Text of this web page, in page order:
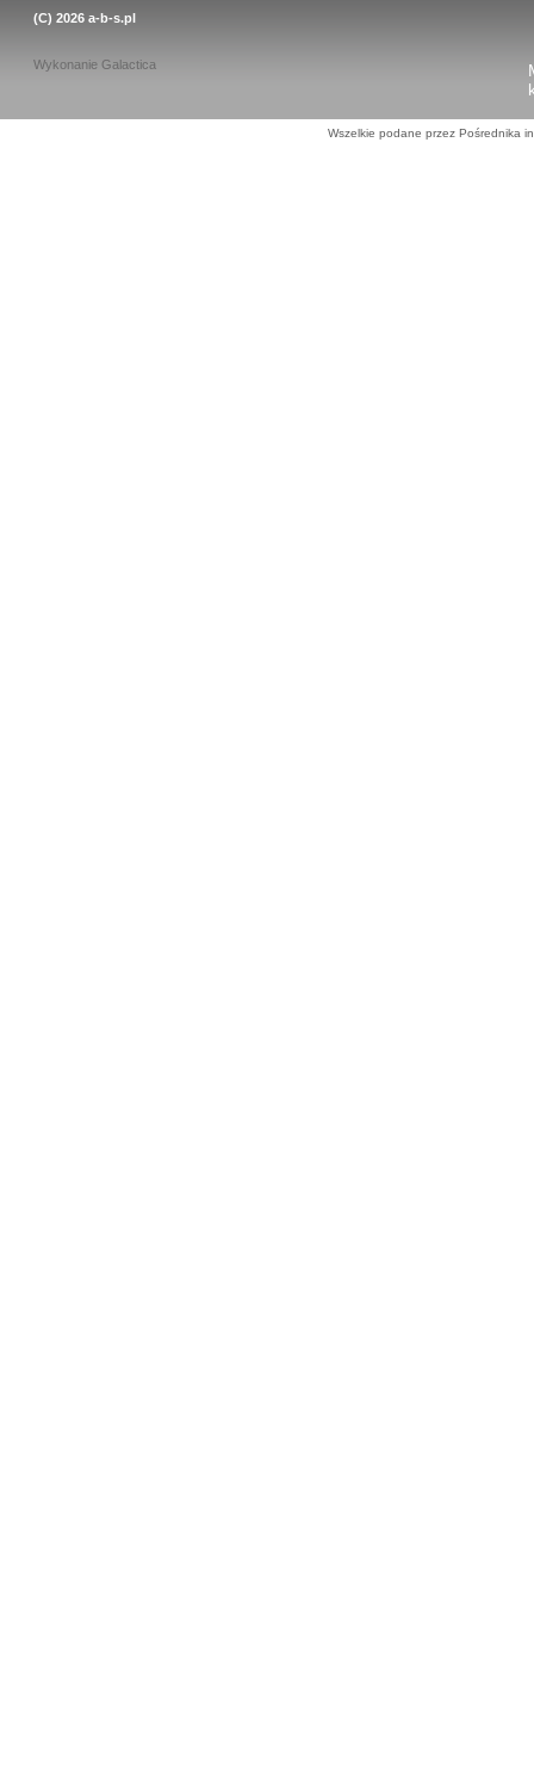
(C) 2026 a-b-s.pl
Wykonanie Galactica
Wszelkie podane przez Pośrednika